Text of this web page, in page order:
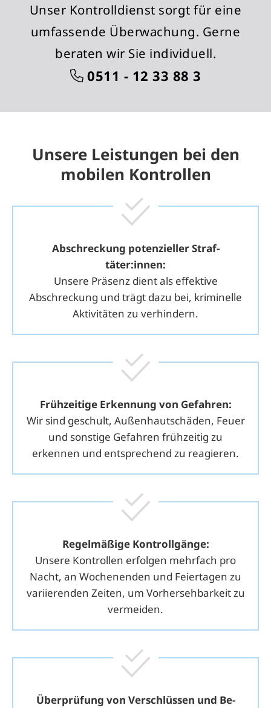
Unser Kontrolldienst sorgt für eine
umfassende Überwachung. Gerne
beraten wir Sie individuell.
0511 - 12 33 88 3
Unsere Leistungen bei den
mobilen Kontrollen
Abschreckung potenzieller Straf­
täter:innen:
Unsere Präsenz dient als effektive
Abschreckung und trägt dazu bei, kriminelle
Aktivitäten zu verhindern.
Frühzeitige Erkennung von Gefahren:
Wir sind geschult, Außenhautschäden, Feuer
und sonstige Gefahren frühzeitig zu
erkennen und entsprechend zu reagieren.
Regelmäßige Kontroll­gänge:
Unsere Kontrollen erfolgen mehrfach pro
Nacht, an Wochenenden und Feiertagen zu
variierenden Zeiten, um Vorhersehbarkeit zu
vermeiden.
Überprüfung von Ver­schlüssen und Be­